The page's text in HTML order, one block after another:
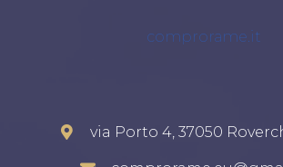
comprorame.it
via Porto 4, 37050